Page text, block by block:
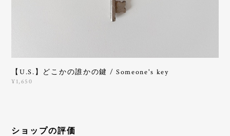
【U.S.】どこかの誰かの鍵 / Someone's key
¥1,650
ショップの評価